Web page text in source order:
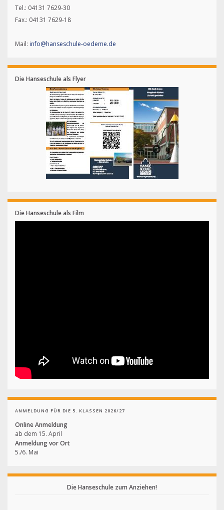
Tel.: 04131 7629-30
Fax.: 04131 7629-18
Mail: info@hanseschule-oedeme.de
Die Hanseschule als Flyer
Die Hanseschule als Film
ANMELDUNG FÜR DIE 5. KLASSEN 2026/27
Online Anmeldung
ab dem 15. April
Anmeldung vor Ort
5./6. Mai
Die Hanseschule zum Anziehen!